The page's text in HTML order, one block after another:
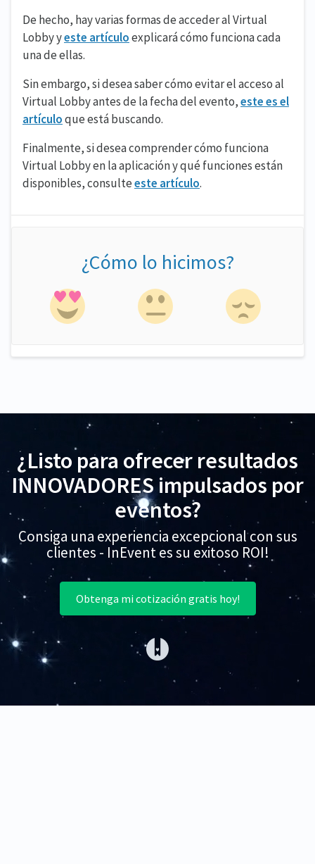
De hecho, hay varias formas de acceder al Virtual
Lobby yeste artículoexplicará cómo funciona cada
una de ellas.
Sin embargo, si desea saber cómo evitar el acceso al
Virtual Lobby antes de la fecha del evento,este es el
artículoque está buscando.
Finalmente, si desea comprender cómo funciona
Virtual Lobby en la aplicación y qué funciones están
disponibles, consulteeste artículo.
¿Cómo lo hicimos?
¿Listo para ofrecer resultados
INNOVADORES impulsados por
eventos?
Consiga una experiencia excepcional con sus
clientes - InEvent es su exitoso ROI!
Obtenga mi cotización gratis hoy!
(opens in a new tab)